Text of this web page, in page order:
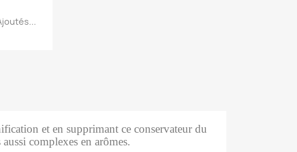
et en supprimant ce conservateur du
complexes en arômes.